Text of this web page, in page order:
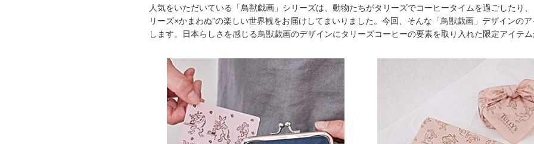
人気をいただいている「鳥獣戯画」シリーズは、動物たちがタリーズでコーヒータイムを過ごしたり
リーズ×かまわぬ”の楽しい世界観をお届けしてまいりました。今回、そんな「鳥獣戯画」デザインの
します。日本らしさを感じる鳥獣戯画のデザインにタリーズコーヒーの要素を取り入れた限定アイテ